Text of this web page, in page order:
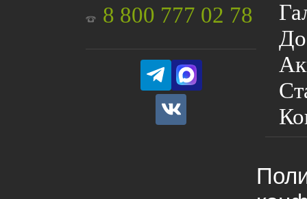
8 800 777 02 78